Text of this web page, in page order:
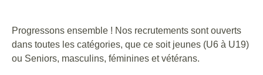
Progressons ensemble ! Nos recrutements sont ouverts
dans toutes les catégories, que ce soit jeunes (U6 à U19)
ou Seniors, masculins, féminines et vétérans.